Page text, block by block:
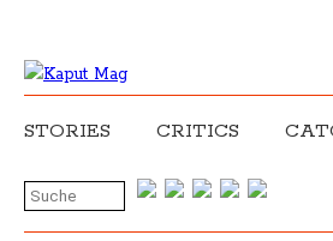
STORIES CRITICS